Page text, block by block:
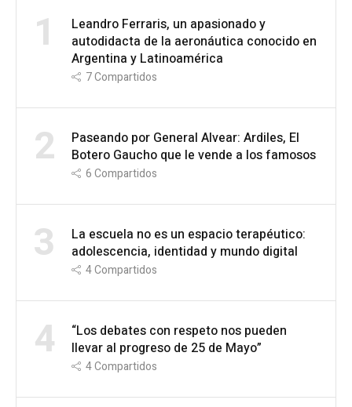
1
Leandro Ferraris, un apasionado y
autodidacta de la aeronáutica conocido en
Argentina y Latinoamérica
7Compartidos
2
Paseando por General Alvear: Ardiles, El
Botero Gaucho que le vende a los famosos
6Compartidos
3
La escuela no es un espacio terapéutico:
adolescencia, identidad y mundo digital
4Compartidos
4
“Los debates con respeto nos pueden
llevar al progreso de 25 de Mayo”
4Compartidos